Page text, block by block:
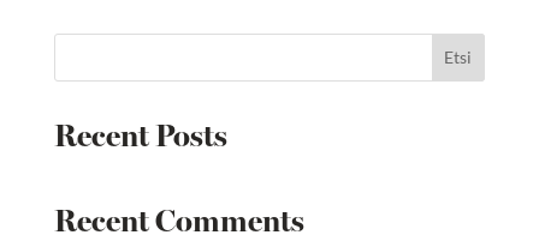
Etsi
Recent Posts
Recent Comments